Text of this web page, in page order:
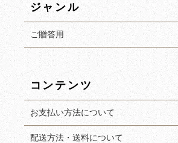
ジャンル
ご贈答用
コンテンツ
お支払い方法について
配送方法・送料について